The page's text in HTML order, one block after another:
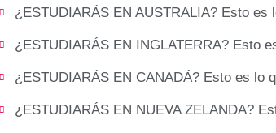
¿ESTUDIARÁS EN AUSTRALIA? Esto es
¿ESTUDIARÁS EN INGLATERRA? Esto
¿ESTUDIARÁS EN CANADÁ? Esto es lo
¿ESTUDIARÁS EN NUEVA ZELANDA?